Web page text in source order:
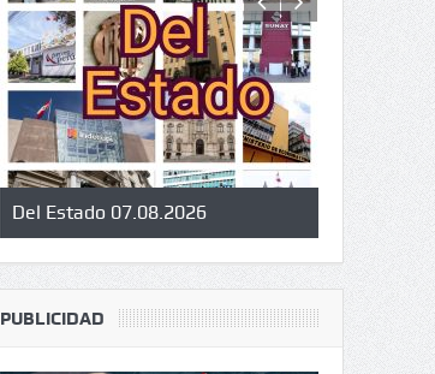
Del Estado 07.08.2026
Informan a
libro
cultural de
PUBLICIDAD